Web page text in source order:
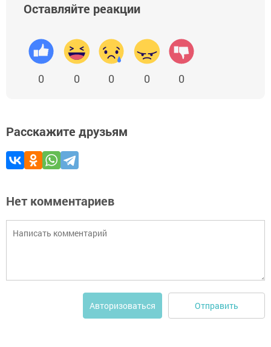
Оставляйте реакции
0 0 0 0 0
Расскажите друзьям
Нет комментариев
Авторизоваться Отправить